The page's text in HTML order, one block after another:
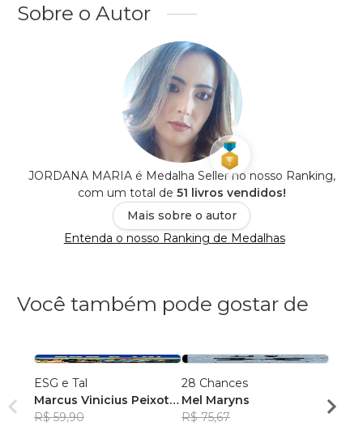
Sobre o Autor
JORDANA MARIA é Medalha Seller no nosso Ranking,
com um total de 51 livros vendidos!
Mais sobre o autor
Entenda o nosso Ranking de Medalhas
Você também pode gostar de
ESG e Tal
Marcus Vinicius Peixoto
da Silva
R$ 59,90
28 Chances
Mel Maryns
R$ 75,67
cores